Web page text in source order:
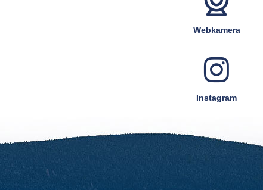
Webkamera
Instagram